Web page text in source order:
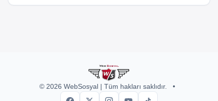
© 2026 WebSosyal | Tüm hakları saklıdır. •